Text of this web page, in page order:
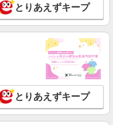
とりあえずキープ
とりあえずキープ